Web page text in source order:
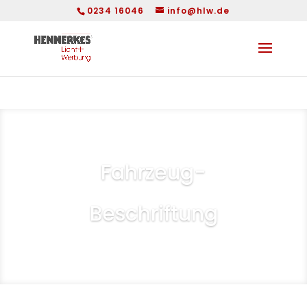
0234 16046 info@hlw.de
Fahrzeug-
Beschriftung